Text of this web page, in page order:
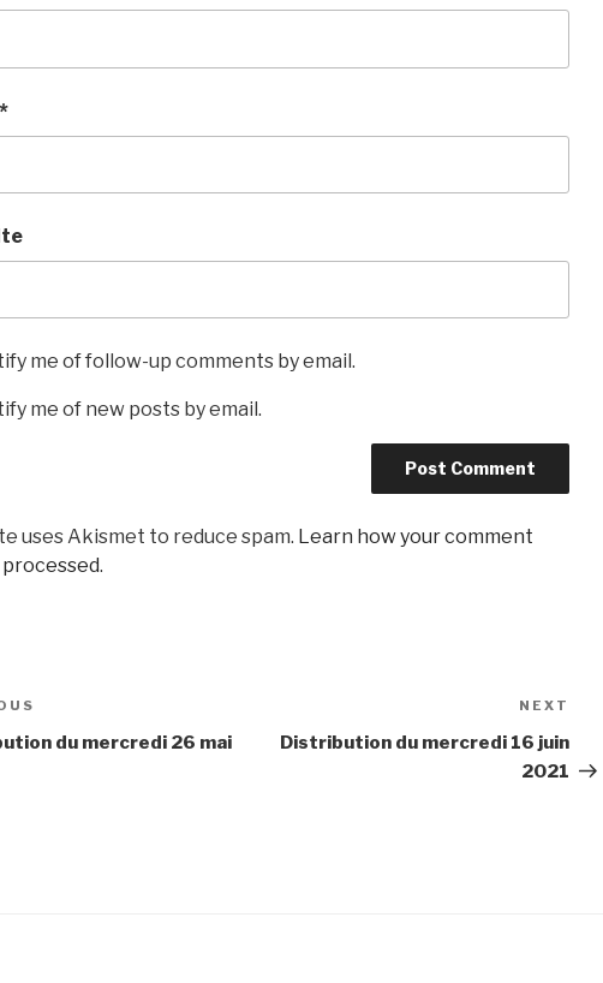
*
me of follow-up comments by email.
me of new posts by email.
uses Akismet to reduce spam. Learn how your comment
.
du mercredi 26 mai
Post
NEXT
Distribution du mercredi 16 juin
2021